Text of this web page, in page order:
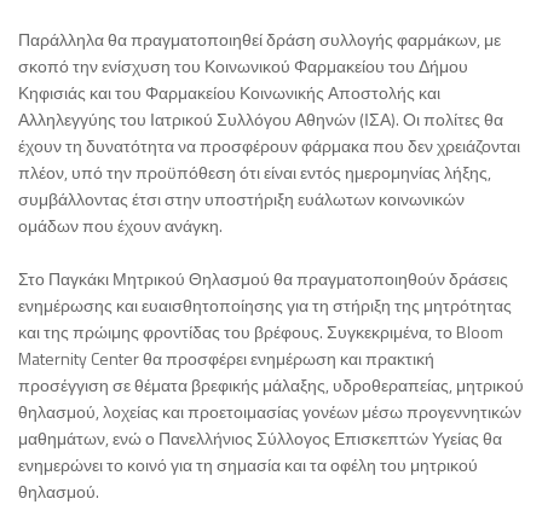
Παράλληλα θα πραγματοποιηθεί δράση συλλογής φαρμάκων, με
σκοπό την ενίσχυση του Κοινωνικού Φαρμακείου του Δήμου
Κηφισιάς και του Φαρμακείου Κοινωνικής Αποστολής και
Αλληλεγγύης του Ιατρικού Συλλόγου Αθηνών (ΙΣΑ). Οι πολίτες θα
έχουν τη δυνατότητα να προσφέρουν φάρμακα που δεν χρειάζονται
πλέον, υπό την προϋπόθεση ότι είναι εντός ημερομηνίας λήξης,
συμβάλλοντας έτσι στην υποστήριξη ευάλωτων κοινωνικών
ομάδων που έχουν ανάγκη.
Στο Παγκάκι Μητρικού Θηλασμού θα πραγματοποιηθούν δράσεις
ενημέρωσης και ευαισθητοποίησης για τη στήριξη της μητρότητας
και της πρώιμης φροντίδας του βρέφους. Συγκεκριμένα, το Bloom
Maternity Center θα προσφέρει ενημέρωση και πρακτική
προσέγγιση σε θέματα βρεφικής μάλαξης, υδροθεραπείας, μητρικού
θηλασμού, λοχείας και προετοιμασίας γονέων μέσω προγεννητικών
μαθημάτων, ενώ ο Πανελλήνιος Σύλλογος Επισκεπτών Υγείας θα
ενημερώνει το κοινό για τη σημασία και τα οφέλη του μητρικού
θηλασμού.